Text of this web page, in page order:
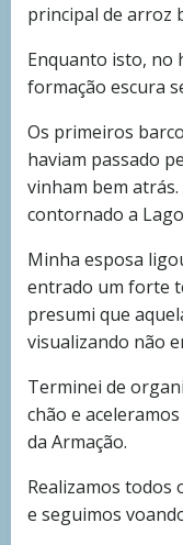
principal de arroz
Enquanto isto, no
formação escura
Os primeiros
haviam passado
vinham bem
contornado a
Minha esposa
entrado um forte
presumi que
visualizando não
Terminei de
chão e
da Armação.
Realizamos todos
e seguimos